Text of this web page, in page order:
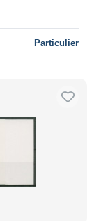
Particulier